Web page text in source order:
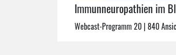
Immunneuropathien im
Webcast-Programm 20 | 840